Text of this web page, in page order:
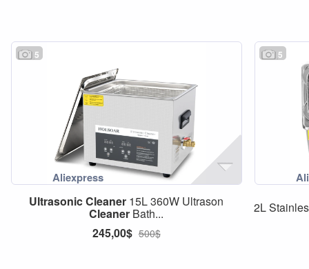
5
UltrasonicCleaner 15L 360W Ultrason
Cleaner Bath...
245,00$ 500$
5
2L